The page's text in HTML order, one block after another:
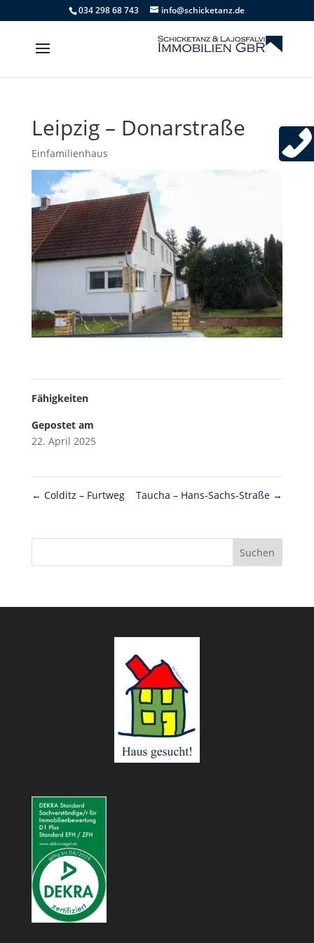
034 298 68 743 info@schicketanz.de
Leipzig – Donarstraße
Einfamilienhaus
Fähigkeiten
Gepostet am
22. April 2025
← Colditz – Furtweg Taucha – Hans-Sachs-Straße →